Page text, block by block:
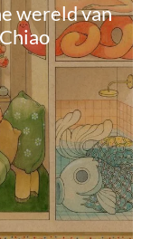
wereld van